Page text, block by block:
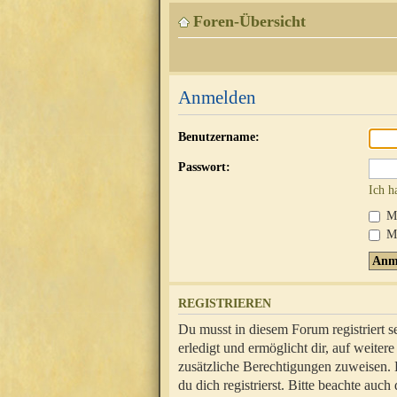
Foren-Übersicht
Anmelden
Benutzername:
Passwort:
Ich
REGISTRIEREN
Du musst in diesem Forum registriert
erledigt und ermöglicht dir, auf
zusätzliche Berechtigungen
du dich registrierst. Bitte beachte